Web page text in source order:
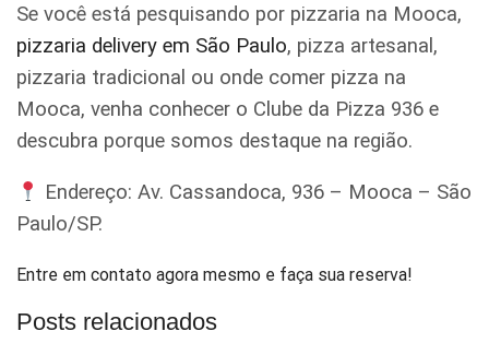
Se você está pesquisando por pizzaria na Mooca,
pizzaria delivery em São Paulo, pizza artesanal,
pizzaria tradicional ou onde comer pizza na
Mooca, venha conhecer o Clube da Pizza 936 e
descubra porque somos destaque na região.
Endereço: Av. Cassandoca, 936 – Mooca – São
Paulo/SP.
Entre em contato agora mesmo e faça sua reserva!
Posts relacionados